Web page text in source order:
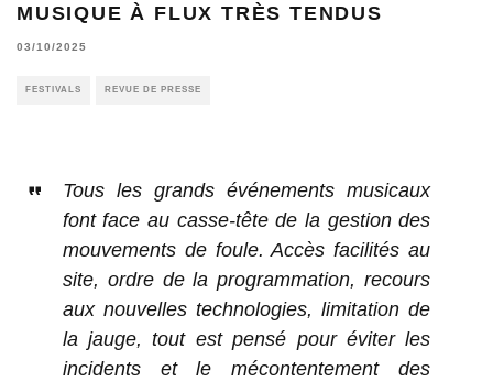
MUSIQUE À FLUX TRÈS TENDUS
03/10/2025
FESTIVALS REVUE DE PRESSE
Tous les grands événements musicaux
font face au casse-tête de la gestion des
mouvements de foule. Accès facilités au
site, ordre de la programmation, recours
aux nouvelles technologies, limitation de
la jauge, tout est pensé pour éviter les
incidents et le mécontentement des